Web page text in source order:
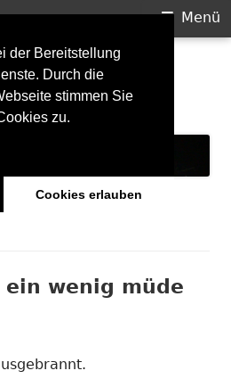
der Bereitstellung
Durch die
stimmen Sie
zu.
Cookies erlauben
und mehr
Menü
wenig müde